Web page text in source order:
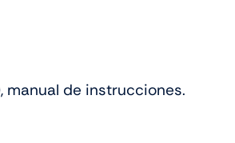
manual de instrucciones.